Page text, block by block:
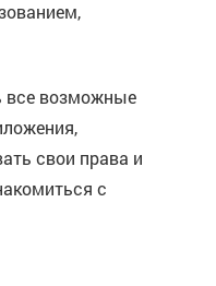
все возможные
свои права и
с